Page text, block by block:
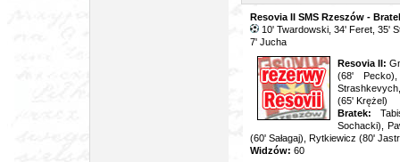
Resovia II SMS Rzeszów -
10' Twardowski, 34' Feret, 35'
7' Jucha
Resovia II:
(68'
(65' Krężel)
Bratek:
Sochacki),
(60' Sałagaj), Rytkiewicz (80'
Widzów: 60